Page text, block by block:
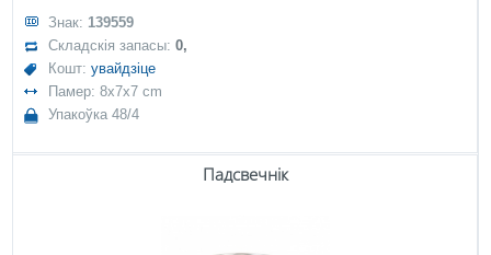
Знак: 139559
Складскія запасы:0,
Кошт:увайдзіце
Памер: 8x7x7 cm
Упакоўка 48/4
Падсвечнік